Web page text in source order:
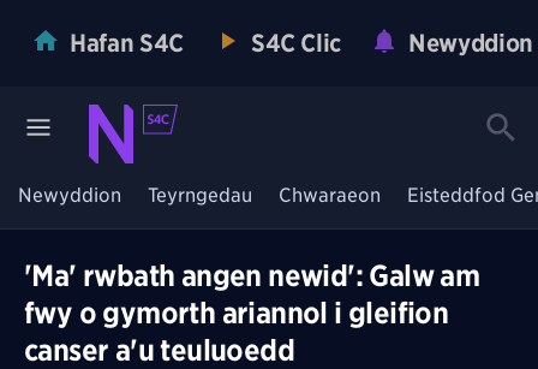
Hafan S4C S4C Clic Newyddion
Newyddion Teyrngedau Chwaraeon Eisteddfod
'Ma' rwbath angen newid': Galw am
fwy o gymorth ariannol i gleifion
canser a'u teuluoedd